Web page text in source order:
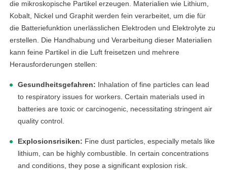
die mikroskopische Partikel erzeugen. Materialien wie Lithium,
Kobalt, Nickel und Graphit werden fein verarbeitet, um die für
die Batteriefunktion unerlässlichen Elektroden und Elektrolyte zu
erstellen. Die Handhabung und Verarbeitung dieser Materialien
kann feine Partikel in die Luft freisetzen und mehrere
Herausforderungen stellen:
Gesundheitsgefahren: Inhalation of fine particles can lead
to respiratory issues for workers. Certain materials used in
batteries are toxic or carcinogenic, necessitating stringent air
quality control.
Explosionsrisiken: Fine dust particles, especially metals like
lithium, can be highly combustible. In certain concentrations
and conditions, they pose a significant explosion risk.